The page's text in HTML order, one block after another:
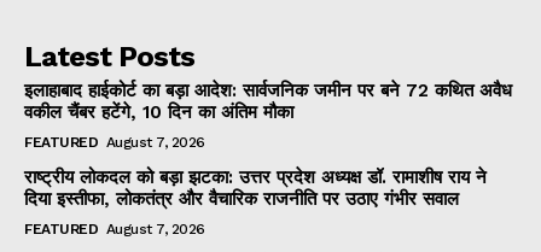
Latest Posts
इलाहाबाद हाईकोर्ट का बड़ा आदेश: सार्वजनिक जमीन पर बने 72 कथित अवैध
वकील चैंबर हटेंगे, 10 दिन का अंतिम मौका
FEATURED August 7, 2026
राष्ट्रीय लोकदल को बड़ा झटका: उत्तर प्रदेश अध्यक्ष डॉ. रामाशीष राय ने
दिया इस्तीफा, लोकतंत्र और वैचारिक राजनीति पर उठाए गंभीर सवाल
FEATURED August 7, 2026